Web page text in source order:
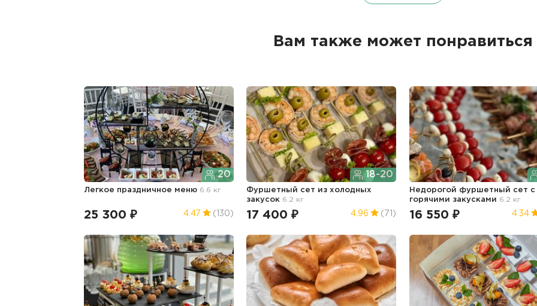
Вам также может понравиться
20
Легкое праздничное меню 6.6 кг
25 300 ₽ 4.47 (130)
18-20
Фуршетный сет из холодных
закусок 6.2 кг
17 400 ₽ 4.96 (71)
Недорогой фуршетный сет с
горячими закусками 6.2 кг
16 550 ₽ 4.34